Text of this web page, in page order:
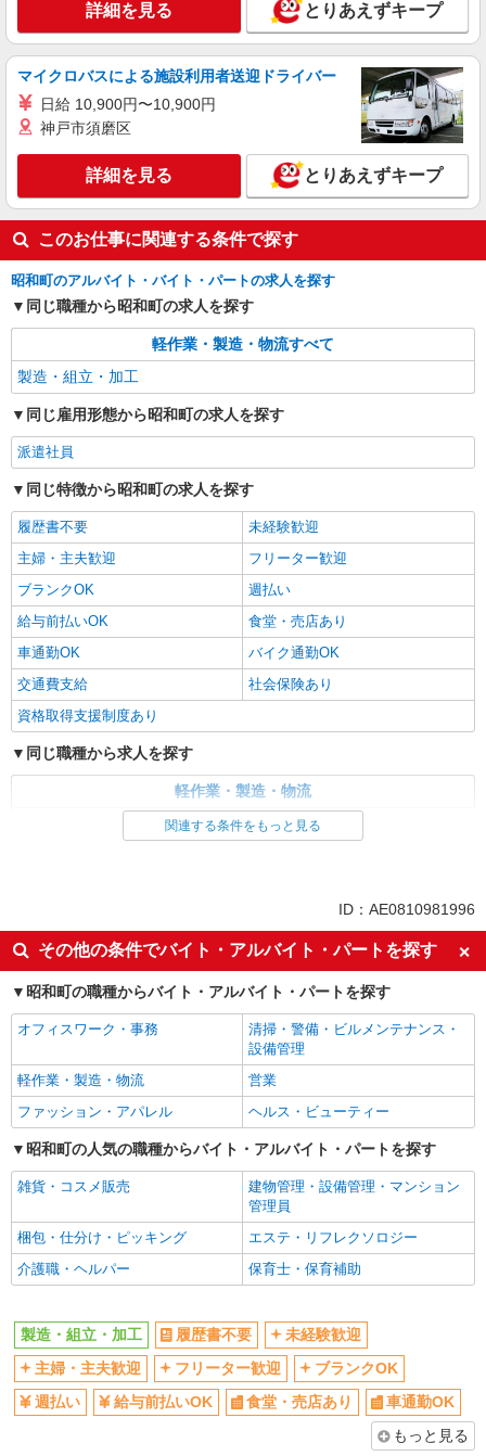
詳細を見る とりあえずキープ
マイクロバスによる施設利用者送迎ドライバー
日給 10,900円〜10,900円
神戸市須磨区
詳細を見る とりあえずキープ
このお仕事に関連する条件で探す
昭和町のアルバイト・バイト・パートの求人を探す
同じ職種から昭和町の求人を探す
軽作業・製造・物流すべて
製造・組立・加工
同じ雇用形態から昭和町の求人を探す
派遣社員
同じ特徴から昭和町の求人を探す
履歴書不要
未経験歓迎
主婦・主夫歓迎
フリーター歓迎
ブランクOK
週払い
給与前払いOK
食堂・売店あり
車通勤OK
バイク通勤OK
交通費支給
社会保険あり
資格取得支援制度あり
同じ職種から求人を探す
軽作業・製造・物流
交通費支給
社会保険あり
関連する条件をもっと見る
ID：AE0810981996
その他の条件でバイト・アルバイト・パートを探す
昭和町の職種からバイト・アルバイト・パートを探す
オフィスワーク・事務
清掃・警備・ビルメンテナンス・
設備管理
軽作業・製造・物流
営業
ファッション・アパレル
ヘルス・ビューティー
昭和町の人気の職種からバイト・アルバイト・パートを探す
雑貨・コスメ販売
建物管理・設備管理・マンション
管理員
梱包・仕分け・ピッキング
エステ・リフレクソロジー
介護職・ヘルパー
保育士・保育補助
製造・組立・加工 履歴書不要
未経験歓迎
主婦・主夫歓迎
フリーター歓迎
ブランクOK
週払い
給与前払いOK 食堂・売店あり
車通勤OK
もっと見る